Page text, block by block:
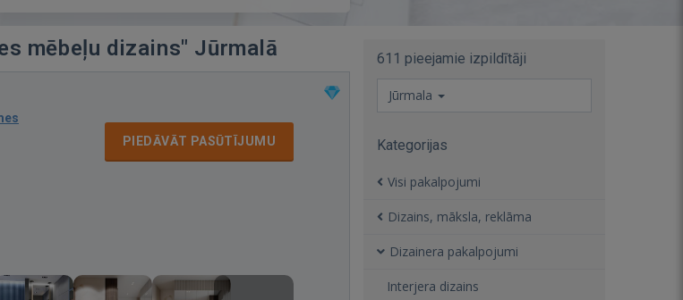
mēbeļu dizains" Jūrmalā
PIEDĀVĀT PASŪTĪJUMU
611 pieejamie izpildītāji
Jūrmala
Kategorijas
Visi pakalpojumi
Dizains, māksla, reklāma
Dizainera pakalpojumi
Interjera dizains